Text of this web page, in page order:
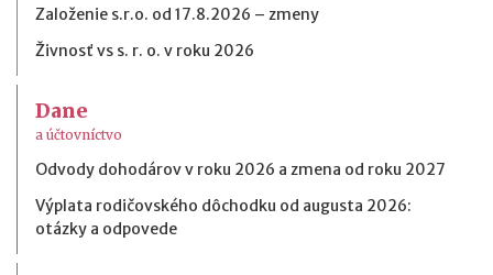
Založenie s.r.o. od 17.8.2026 – zmeny
Živnosť vs s. r. o. v roku 2026
Dane
a účtovníctvo
Odvody dohodárov v roku 2026 a zmena od roku 2027
Výplata rodičovského dôchodku od augusta 2026:
otázky a odpovede